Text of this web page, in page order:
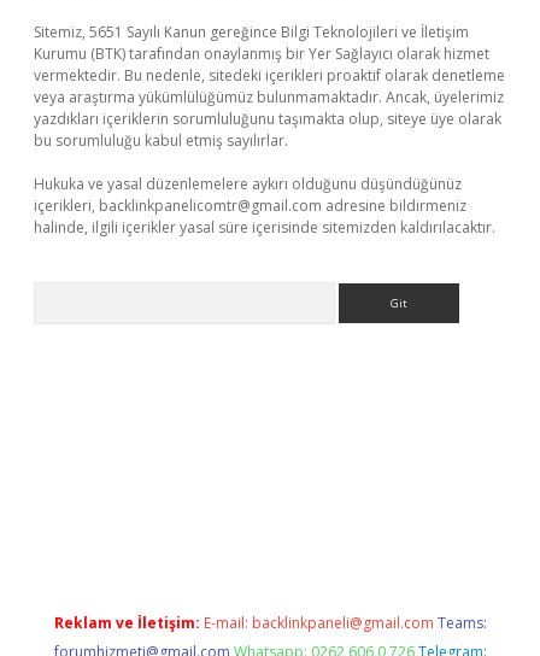
Sitemiz, 5651 Sayılı Kanun gereğince Bilgi Teknolojileri ve İletişim
Kurumu (BTK) tarafından onaylanmış bir Yer Sağlayıcı olarak hizmet
vermektedir. Bu nedenle, sitedeki içerikleri proaktif olarak denetleme
veya araştırma yükümlülüğümüz bulunmamaktadır. Ancak, üyelerimiz
yazdıkları içeriklerin sorumluluğunu taşımakta olup, siteye üye olarak
bu sorumluluğu kabul etmiş sayılırlar.
Hukuka ve yasal düzenlemelere aykırı olduğunu düşündüğünüz
içerikleri, backlinkpanelicomtr@gmail.com adresine bildirmeniz
halinde, ilgili içerikler yasal süre içerisinde sitemizden kaldırılacaktır.
Reklam ve İletişim: E-mail: backlinkpaneli@gmail.com Teams:
forumhizmeti@gmail.com Whatsapp: 0262 606 0 726 Telegram: